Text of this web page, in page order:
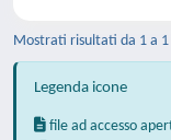
Mostrati risultati da 1 a 1
Legenda icone
file ad accesso